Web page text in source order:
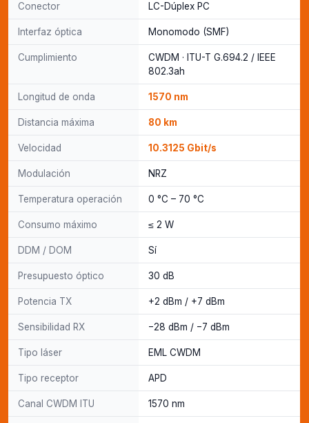
Conector LC-Dúplex PC
Interfaz óptica Monomodo (SMF)
Cumplimiento
CWDM · ITU-T G.694.2 / IEEE
802.3ah
Longitud de onda 1570 nm
Distancia máxima 80 km
Velocidad 10.3125 Gbit/s
Modulación NRZ
Temperatura operación 0 °C – 70 °C
Consumo máximo ≤ 2 W
DDM / DOM Sí
Presupuesto óptico 30 dB
Potencia TX +2 dBm / +7 dBm
Sensibilidad RX −28 dBm / −7 dBm
Tipo láser EML CWDM
Tipo receptor APD
Canal CWDM ITU 1570 nm